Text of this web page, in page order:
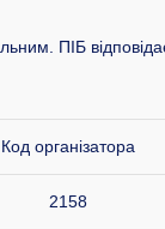
ПІБ
Код організатора
2158